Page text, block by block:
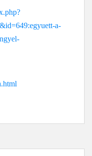
a-